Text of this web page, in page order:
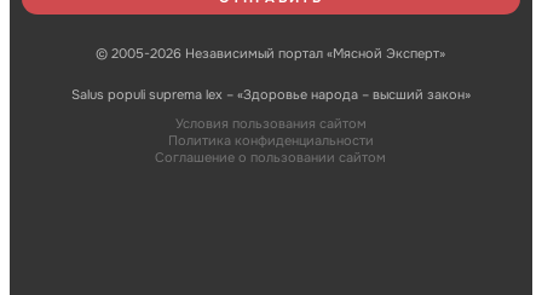
© 2005-2026 Независимый портал «Мясной Эксперт»
Salus populi suprema lex – «Здоровье народа – высший закон»
Условия пользования сайтом
Политика конфиденциальности
Соглашение о пользовании сайтом